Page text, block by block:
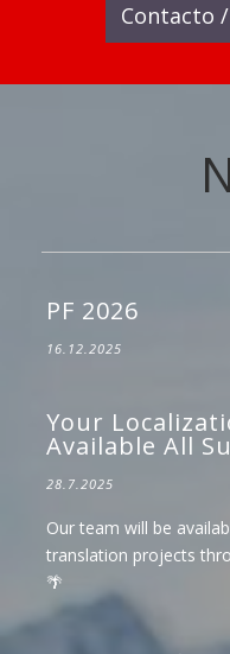
Contacto
PF 2026
16.12.2025
Your
Available All
28.7.2025
Our team will be
translation projects
🌴